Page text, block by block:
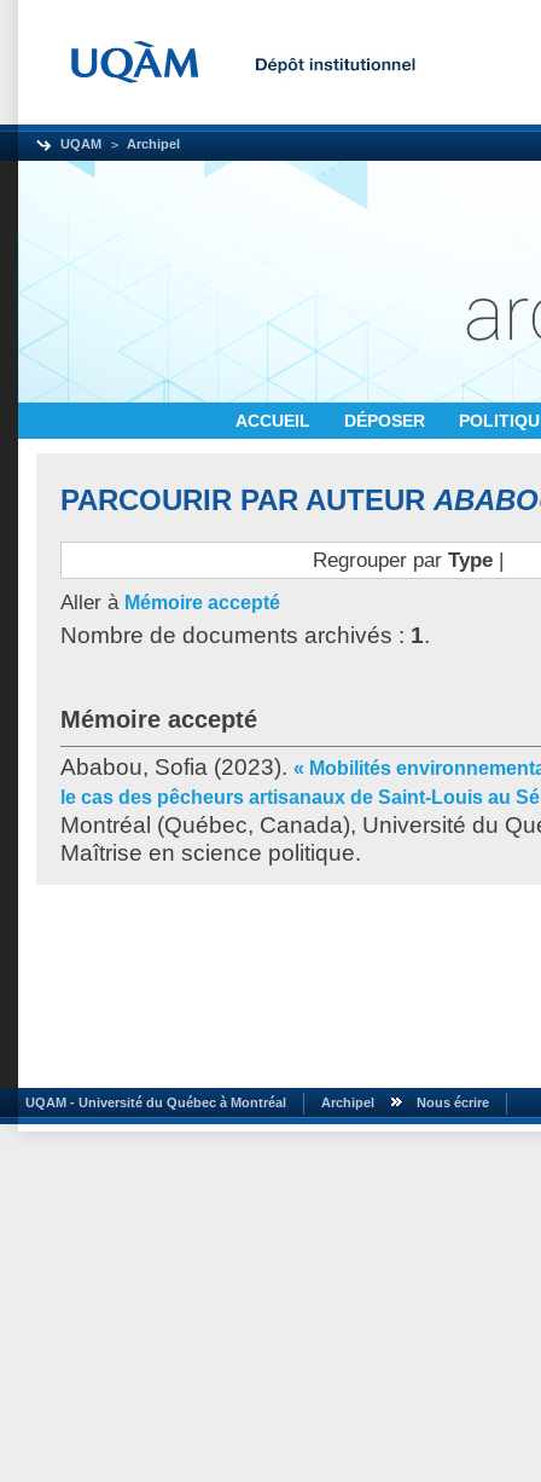
UQAM Archipel
ACCUEIL DÉPOSER
PARCOURIR PAR AUTEUR
Regrouper par Type|
Aller à Mémoire accepté
Nombre de documents archivés : 1.
Mémoire accepté
Ababou, Sofia (2023). « Mobilités
le cas des pêcheurs artisanaux de Saint-Louis au
Montréal (Québec, Canada), Université du
Maîtrise en science politique.
UQAM - Université du Québec à Montréal Archipel Nous écrire